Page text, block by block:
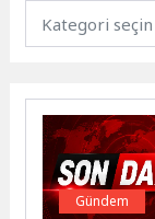
Gündem